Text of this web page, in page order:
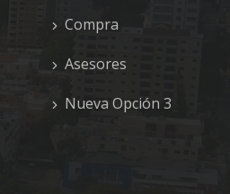
Compra
Asesores
Nueva Opción 3